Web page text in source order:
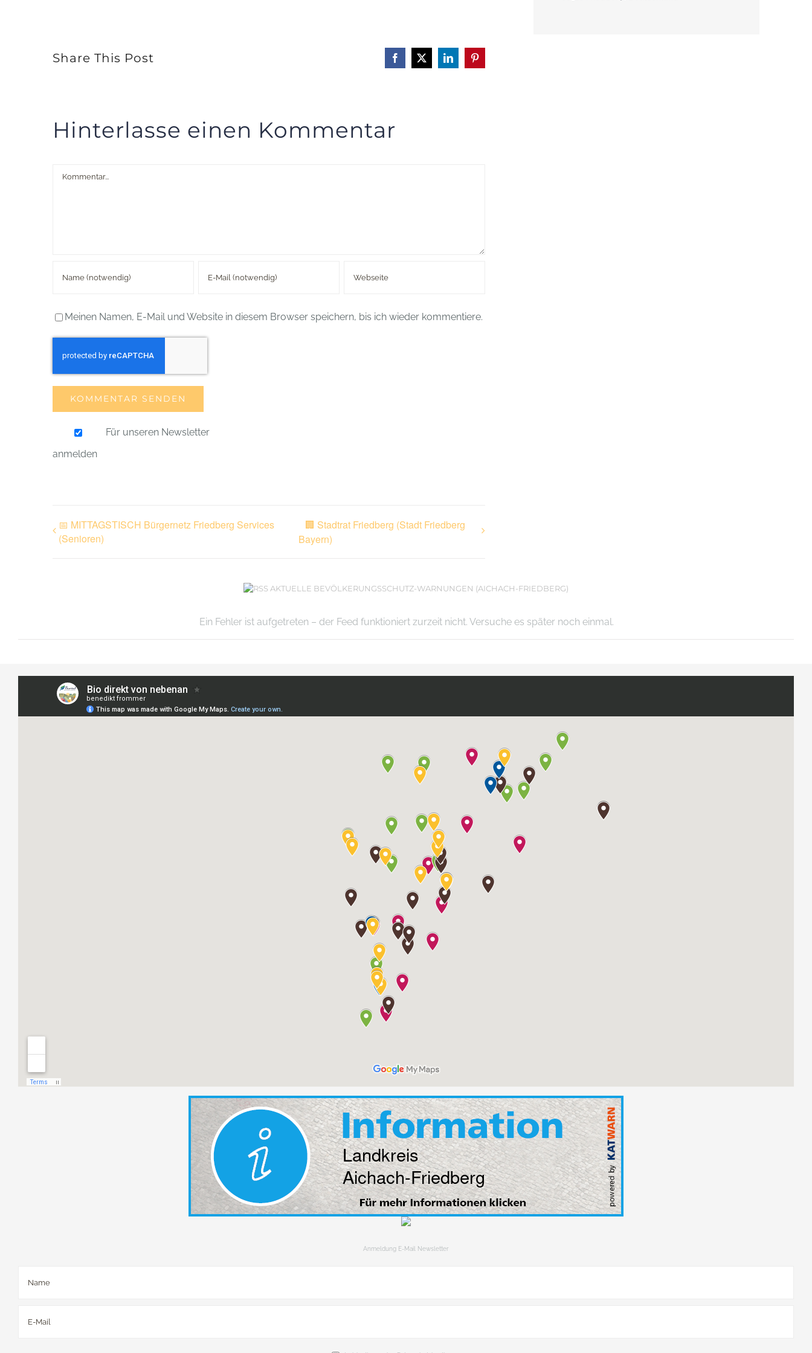
Share This Post Facebook
X LinkedInPinterest
Hinterlasse einen Kommentar
Kommentar
Meinen Namen, E-Mail und Website in diesem Browser speichern, bis ich wieder kommentiere.
Für unseren Newsletter
anmelden
📅 MITTAGSTISCH Bürgernetz Friedberg Services
(Senioren)
🏢 Stadtrat Friedberg (Stadt Friedberg
Bayern)
AKTUELLE BEVÖLKERUNGSSCHUTZ-WARNUNGEN (AICHACH-FRIEDBERG)
Ein Fehler ist aufgetreten – der Feed funktioniert zurzeit nicht. Versuche es später noch einmal.
Anmeldung E-Mail Newsletter